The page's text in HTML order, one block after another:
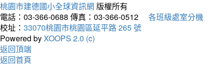
桃園市建德國小全球資訊網 版權所有
電話：03-366-0688 傳真：03-366-0512
各班級處室分機
校址： 33070桃園市桃園區延平路 265 號
Powered byXOOPS 2.0 (c)
返回頂端
返回首頁